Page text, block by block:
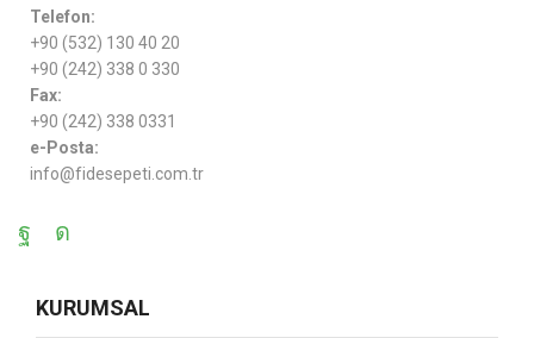
Telefon:
+90 (532) 130 40 20
+90 (242) 338 0 330
Fax:
+90 (242) 338 0331
e-Posta:
info@fidesepeti.com.tr
KURUMSAL